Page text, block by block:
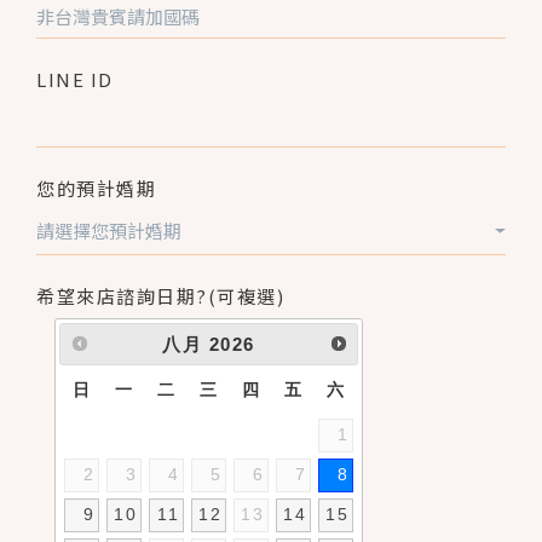
LINE ID
您的預計婚期
請選擇您預計婚期
希望來店諮詢日期?(可複選)
八月 2026
日 一 二 三 四 五 六
1
2 3 4 5 6 7 8
9 10 11 12 13 14 15